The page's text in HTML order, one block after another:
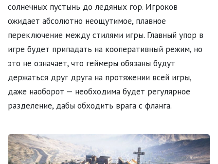
солнечных пустынь до ледяных гор. Игроков
ожидает абсолютно неощутимое, плавное
переключение между стилями игры. Главный упор в
игре будет припадать на кооперативный режим, но
это не означает, что геймеры обязаны будут
держаться друг друга на протяжении всей игры,
даже наоборот — необходима будет регулярное
разделение, дабы обходить врага с фланга.